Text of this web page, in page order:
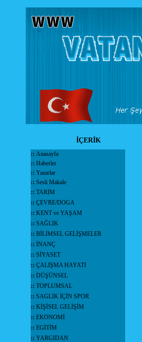
İÇERİK
:: Anasayfa
:: Haberler
:: Yazarlar
:: Sesli Makale
:: TARIM
:: ÇEVRE/DOGA
:: KENT ve YAŞAM
:: SAĞLIK
:: BİLİMSEL GELİŞMELER
:: İNANÇ
:: SİYASET
:: ÇALIŞMA HAYATI
:: DÜŞÜNSEL
:: TOPLUMSAL
:: SAGLIK İÇİN SPOR
:: KİŞİSEL GELİŞİM
:: EKONOMİ
:: EGİTİM
:: YARGIDAN